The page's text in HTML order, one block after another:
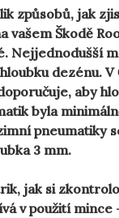
způsobů, jak
vašem Škodě
Nejjednodušší
dezénu. V
aby
byla
pneumatiky
3 mm.
jak si
v použití mince